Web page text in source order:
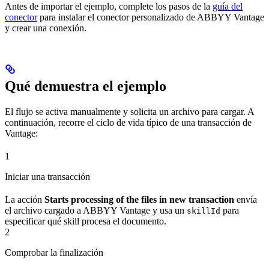
Antes de importar el ejemplo, complete los pasos de la guía del
conectorpara instalar el conector personalizado de ABBYY Vantage
y crear una conexión.
Qué demuestra el ejemplo
El flujo se activa manualmente y solicita un archivo para cargar. A
continuación, recorre el ciclo de vida típico de una transacción de
Vantage:
1
Iniciar una transacción
La acción Starts processing of the files in new transaction envía
el archivo cargado a ABBYY Vantage y usa un skillId para
especificar qué skill procesa el documento.
2
Comprobar la finalización